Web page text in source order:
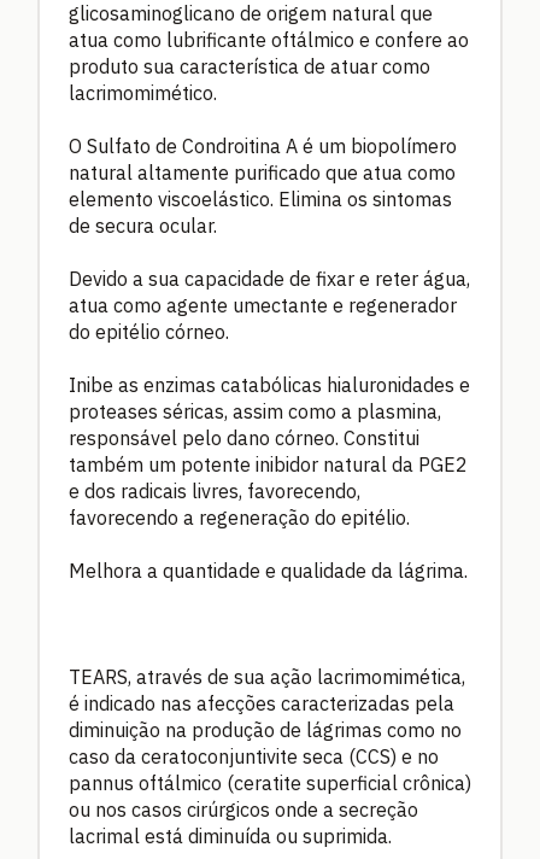
glicosaminoglicano de origem natural que
atua como lubrificante oftálmico e confere ao
produto sua característica de atuar como
lacrimomimético.
O Sulfato de Condroitina A é um biopolímero
natural altamente purificado que atua como
elemento viscoelástico. Elimina os sintomas
de secura ocular.
Devido a sua capacidade de fixar e reter água,
atua como agente umectante e regenerador
do epitélio córneo.
Inibe as enzimas catabólicas hialuronidades e
proteases séricas, assim como a plasmina,
responsável pelo dano córneo. Constitui
também um potente inibidor natural da PGE2
e dos radicais livres, favorecendo,
favorecendo a regeneração do epitélio.
Melhora a quantidade e qualidade da lágrima.
TEARS, através de sua ação lacrimomimética,
é indicado nas afecções caracterizadas pela
diminuição na produção de lágrimas como no
caso da ceratoconjuntivite seca (CCS) e no
pannus oftálmico (ceratite superficial crônica)
ou nos casos cirúrgicos onde a secreção
lacrimal está diminuída ou suprimida.